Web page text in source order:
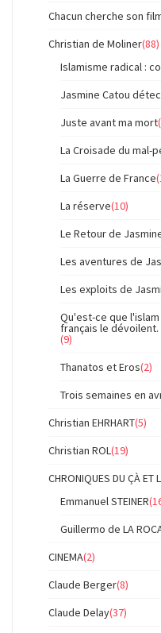
Chacun cherche son
Christian de Moliner(88)
Islamisme radical :
Jasmine Catou
Juste avant ma mort
La Croisade du mal-
La Guerre de France
La réserve(10)
Le Retour de
Les aventures de
Les exploits de
Qu'est-ce que
français le dévoilent.
(9)
Thanatos et Eros(2)
Trois semaines en
Christian EHRHART(5)
Christian ROL(19)
CHRONIQUES DU ÇÀ ET
Emmanuel STEINER
Guillermo de LA
CINEMA(2)
Claude Berger(8)
Claude Delay(37)